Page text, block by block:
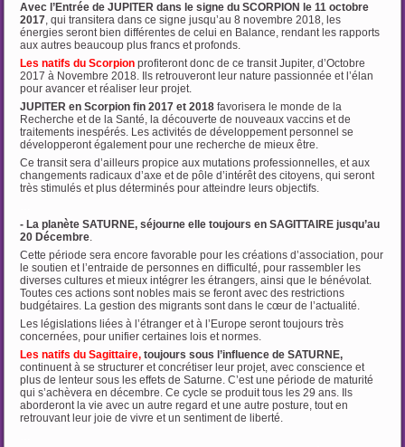
Avec l’Entrée de JUPITER dans le signe du SCORPION le 11 octobre
2017, qui transitera dans ce signe jusqu’au 8 novembre 2018, les
énergies seront bien différentes de celui en Balance, rendant les rapports
aux autres beaucoup plus francs et profonds.
Les natifs du Scorpion profiteront donc de ce transit Jupiter, d’Octobre
2017 à Novembre 2018. Ils retrouveront leur nature passionnée et l’élan
pour avancer et réaliser leur projet.
JUPITER en Scorpion fin 2017 et 2018 favorisera le monde de la
Recherche et de la Santé, la découverte de nouveaux vaccins et de
traitements inespérés. Les activités de développement personnel se
développeront également pour une recherche de mieux être.
Ce transit sera d’ailleurs propice aux mutations professionnelles, et aux
changements radicaux d’axe et de pôle d’intérêt des citoyens, qui seront
très stimulés et plus déterminés pour atteindre leurs objectifs.
- La planète SATURNE, séjourne elle toujours en SAGITTAIRE jusqu’au
20 Décembre.
Cette période sera encore favorable pour les créations d’association, pour
le soutien et l’entraide de personnes en difficulté, pour rassembler les
diverses cultures et mieux intégrer les étrangers, ainsi que le bénévolat.
Toutes ces actions sont nobles mais se feront avec des restrictions
budgétaires. La gestion des migrants sont dans le cœur de l’actualité.
Les législations liées à l’étranger et à l’Europe seront toujours très
concernées, pour unifier certaines lois et normes.
Les natifs du Sagittaire, toujours sous l’influence de SATURNE,
continuent à se structurer et concrétiser leur projet, avec conscience et
plus de lenteur sous les effets de Saturne. C’est une période de maturité
qui s’achèvera en décembre. Ce cycle se produit tous les 29 ans. Ils
aborderont la vie avec un autre regard et une autre posture, tout en
retrouvant leur joie de vivre et un sentiment de liberté.